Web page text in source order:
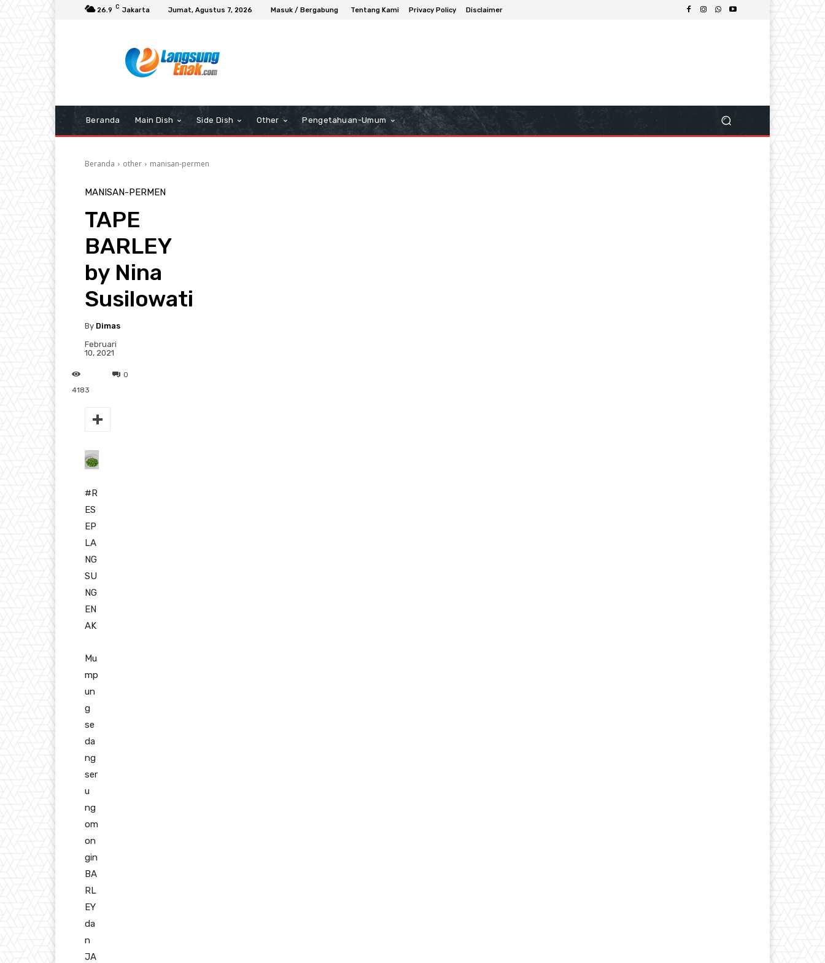
26.9 C Jakarta Jumat, Agustus 7, 2026 Masuk / Bergabung Tentang Kami Privacy Policy Disclaimer
Beranda Main Dish Side Dish Other Pengetahuan-Umum
Beranda other manisan-permen
MANISAN-PERMEN
TAPE
BARLEY
by Nina
Susilowati
By Dimas
Februari
10, 2021
0
4183
#R
ES
EP
LA
NG
SU
NG
EN
AK
Mu
mp
un
g
se
da
ng
ser
u
ng
om
on
gin
BA
RL
EY
da
n
JA